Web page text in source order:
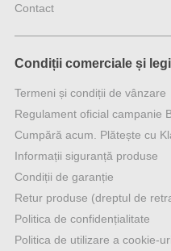
Contact
Condiții comerciale și
Termeni și condiții de vânzare
Regulament oficial campanie
Cumpără acum. Plătește cu
Informații siguranță produse
Condiții de garanție
Retur produse (dreptul de
Politica de confidențialitate
Politica de utilizare a cookie-uri